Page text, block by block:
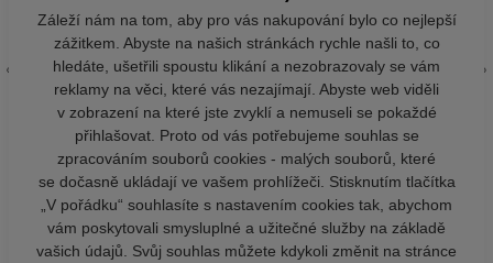
Záleží nám na tom, aby pro vás nakupování bylo co nejlepší
zážitkem. Abyste na našich stránkách rychle našli to, co
hledáte, ušetřili spoustu klikání a nezobrazovaly se vám
reklamy na věci, které vás nezajímají. Abyste web viděli
v zobrazení na které jste zvyklí a nemuseli se pokaždé
přihlašovat. Proto od vás potřebujeme souhlas se
zpracováním souborů cookies - malých souborů, které
se dočasně ukládají ve vašem prohlížeči. Stisknutím tlačítka
„V pořádku“ souhlasíte s nastavením cookies tak, abychom
vám poskytovali smysluplné a užitečné služby na základě
vašich údajů. Svůj souhlas můžete kdykoli změnit na stránce